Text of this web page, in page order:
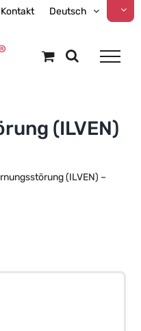
Kontakt Deutsch
(ILVEN)
(ILVEN) –